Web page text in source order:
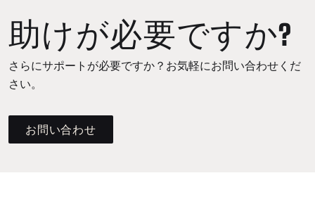
助けが必要ですか?
さらにサポートが必要ですか？お気軽にお問い合わせくだ
さい。
お問い合わせ